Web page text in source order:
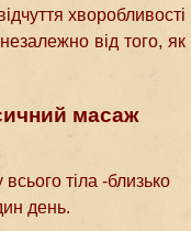
хворобливості
від того, як
масаж
тіла -близько
день.